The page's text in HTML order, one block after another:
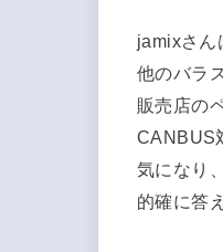
jamixさん
他のバラ
販売店の
CANBUS
気になり
的確に答